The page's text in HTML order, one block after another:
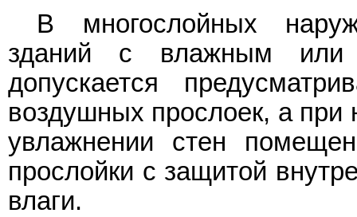
В многослойных
зданий с влажным
допускается
воздушных прослоек, а при
увлажнении стен
прослойки с защитой
влаги.